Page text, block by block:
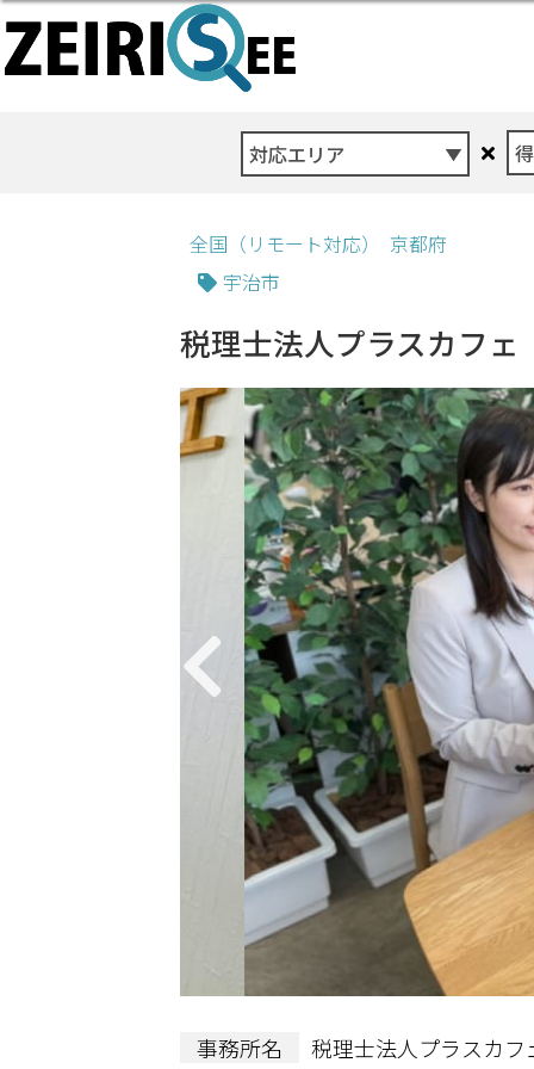
対応エリア
全国（リモート対応）
京都府
宇治市
税理士法人プラスカフェ
事務所名 税理士法人プラスカフ